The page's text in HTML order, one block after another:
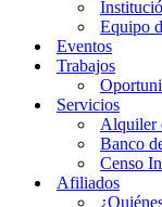
Equipo
Eventos
Trabajos
Servicios
Alquiler
Banco
Censo
Afiliados